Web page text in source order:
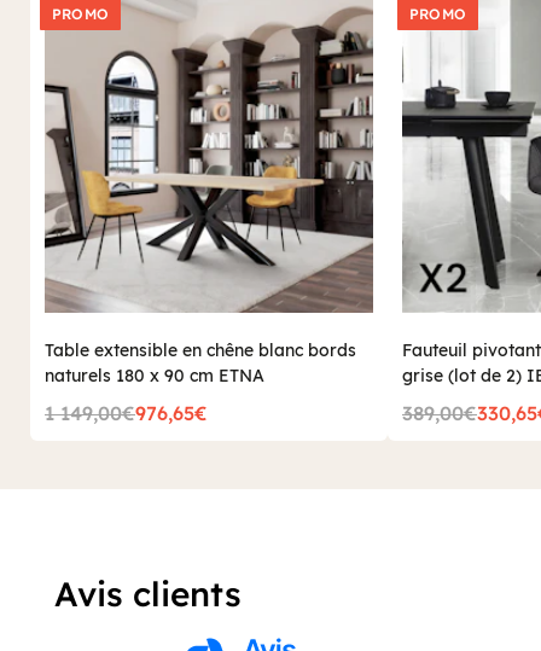
PROMO
Table extensible en chêne blanc bords
naturels 180 x 90 cm ETNA
1 149,00€976,65€
PROMO
Fauteuil
grise (lot de 2)
389,00€
Avis clients